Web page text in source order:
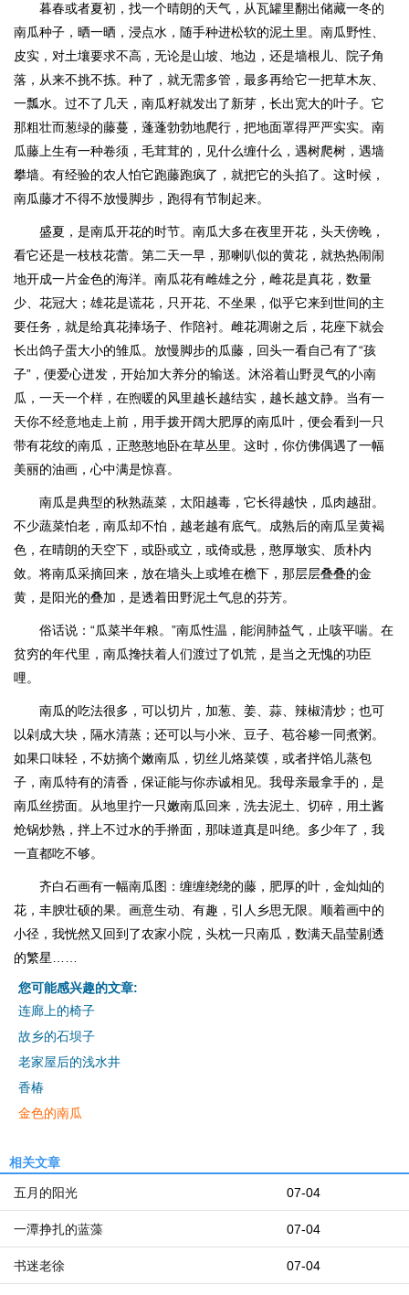
暮春或者夏初，找一个晴朗的天气，从瓦罐里翻出储藏一冬的
南瓜种子，晒一晒，浸点水，随手种进松软的泥土里。南瓜野性、
皮实，对土壤要求不高，无论是山坡、地边，还是墙根儿、院子角
落，从来不挑不拣。种了，就无需多管，最多再给它一把草木灰、
一瓢水。过不了几天，南瓜籽就发出了新芽，长出宽大的叶子。它
那粗壮而葱绿的藤蔓，蓬蓬勃勃地爬行，把地面罩得严严实实。南
瓜藤上生有一种卷须，毛茸茸的，见什么缠什么，遇树爬树，遇墙
攀墙。有经验的农人怕它跑藤跑疯了，就把它的头掐了。这时候，
南瓜藤才不得不放慢脚步，跑得有节制起来。
盛夏，是南瓜开花的时节。南瓜大多在夜里开花，头天傍晚，
看它还是一枝枝花蕾。第二天一早，那喇叭似的黄花，就热热闹闹
地开成一片金色的海洋。南瓜花有雌雄之分，雌花是真花，数量
少、花冠大；雄花是谎花，只开花、不坐果，似乎它来到世间的主
要任务，就是给真花捧场子、作陪衬。雌花凋谢之后，花座下就会
长出鸽子蛋大小的雏瓜。放慢脚步的瓜藤，回头一看自己有了“孩
子”，便爱心迸发，开始加大养分的输送。沐浴着山野灵气的小南
瓜，一天一个样，在煦暖的风里越长越结实，越长越文静。当有一
天你不经意地走上前，用手拨开阔大肥厚的南瓜叶，便会看到一只
带有花纹的南瓜，正憨憨地卧在草丛里。这时，你仿佛偶遇了一幅
美丽的油画，心中满是惊喜。
南瓜是典型的秋熟蔬菜，太阳越毒，它长得越快，瓜肉越甜。
不少蔬菜怕老，南瓜却不怕，越老越有底气。成熟后的南瓜呈黄褐
色，在晴朗的天空下，或卧或立，或倚或悬，憨厚墩实、质朴内
敛。将南瓜采摘回来，放在墙头上或堆在檐下，那层层叠叠的金
黄，是阳光的叠加，是透着田野泥土气息的芬芳。
俗话说：“瓜菜半年粮。”南瓜性温，能润肺益气，止咳平喘。在
贫穷的年代里，南瓜搀扶着人们渡过了饥荒，是当之无愧的功臣
哩。
南瓜的吃法很多，可以切片，加葱、姜、蒜、辣椒清炒；也可
以剁成大块，隔水清蒸；还可以与小米、豆子、苞谷糁一同煮粥。
如果口味轻，不妨摘个嫩南瓜，切丝儿烙菜馍，或者拌馅儿蒸包
子，南瓜特有的清香，保证能与你赤诚相见。我母亲最拿手的，是
南瓜丝捞面。从地里拧一只嫩南瓜回来，洗去泥土、切碎，用土酱
炝锅炒熟，拌上不过水的手擀面，那味道真是叫绝。多少年了，我
一直都吃不够。
齐白石画有一幅南瓜图：缠缠绕绕的藤，肥厚的叶，金灿灿的
花，丰腴壮硕的果。画意生动、有趣，引人乡思无限。顺着画中的
小径，我恍然又回到了农家小院，头枕一只南瓜，数满天晶莹剔透
的繁星……
您可能感兴趣的文章:
连廊上的椅子
故乡的石坝子
老家屋后的浅水井
香椿
金色的南瓜
相关文章
07-04
五月的阳光
07-04
一潭挣扎的蓝藻
07-04
书迷老徐